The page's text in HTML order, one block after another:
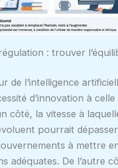
: trouver
de l’intelligence
d’innovation à celle
côté, la vitesse à
pourrait
à mettre
adéquates. De l’autre